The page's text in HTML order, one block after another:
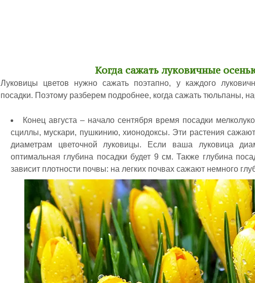
Когда сажать луковичные
Луковицы цветов нужно сажать поэтапно, у каждого
посадки. Поэтому разберем подробнее, когда сажать тюльпаны,
Конец августа – начало сентября время посадки
сциллы, мускари, пушкинию, хионодоксы. Эти растения
диаметрам цветочной луковицы. Если ваша луковица
оптимальная глубина посадки будет 9 см. Также глубина
зависит плотности почвы: на легких почвах сажают немного